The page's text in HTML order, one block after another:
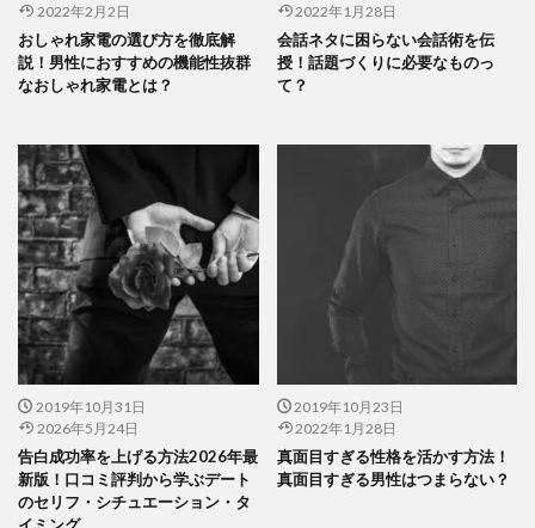
2022年2月2日
おしゃれ家電の選び方を徹底解
説！男性におすすめの機能性抜群
なおしゃれ家電とは？
2022年1月28日
会話ネタに困らない会話術を伝
授！話題づくりに必要なものっ
て？
2019年10月31日
2026年5月24日
告白成功率を上げる方法2026年最
新版！口コミ評判から学ぶデート
のセリフ・シチュエーション・タ
2019年10月23日
2022年1月28日
真面目すぎる性格を活かす方法！
真面目すぎる男性はつまらない？